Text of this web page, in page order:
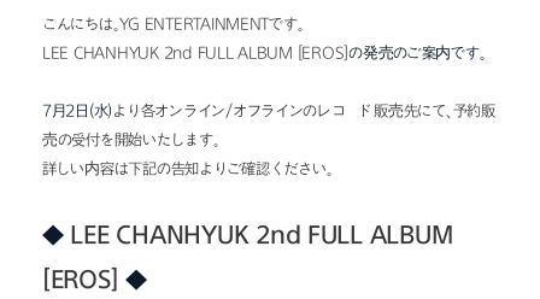
こんにちは。YG ENTERTAINMENTです。
LEE CHANHYUK 2nd FULL ALBUM [EROS]の発売のご案内です。
7月2日(水) より各オンライン/オフラインのレコード販売先にて、予約販
売の受付を開始いたします。
詳しい内容は下記の告知よりご確認ください。
◆ LEE CHANHYUK 2nd FULL ALBUM
[EROS] ◆